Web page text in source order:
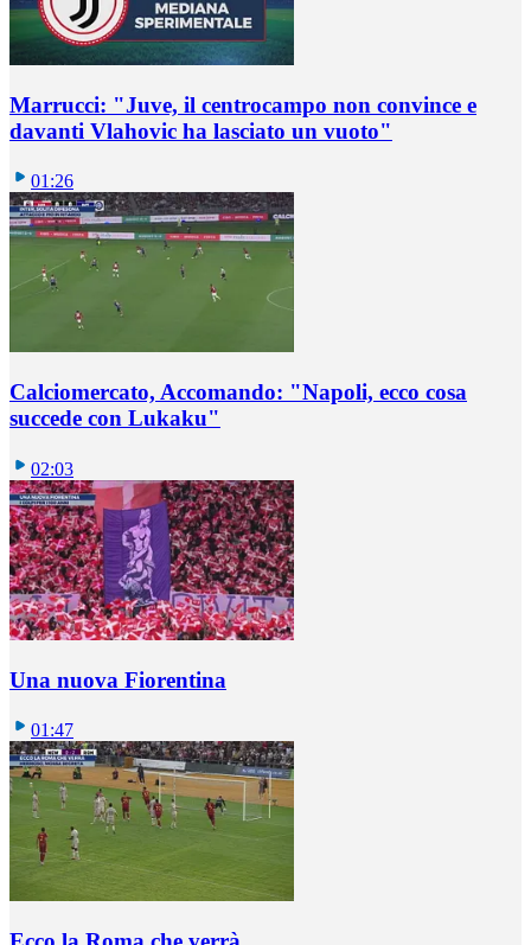
Marrucci: "Juve, il centrocampo non convince e
davanti Vlahovic ha lasciato un vuoto"
01:26
Calciomercato, Accomando: "Napoli, ecco cosa
succede con Lukaku"
02:03
Una nuova Fiorentina
01:47